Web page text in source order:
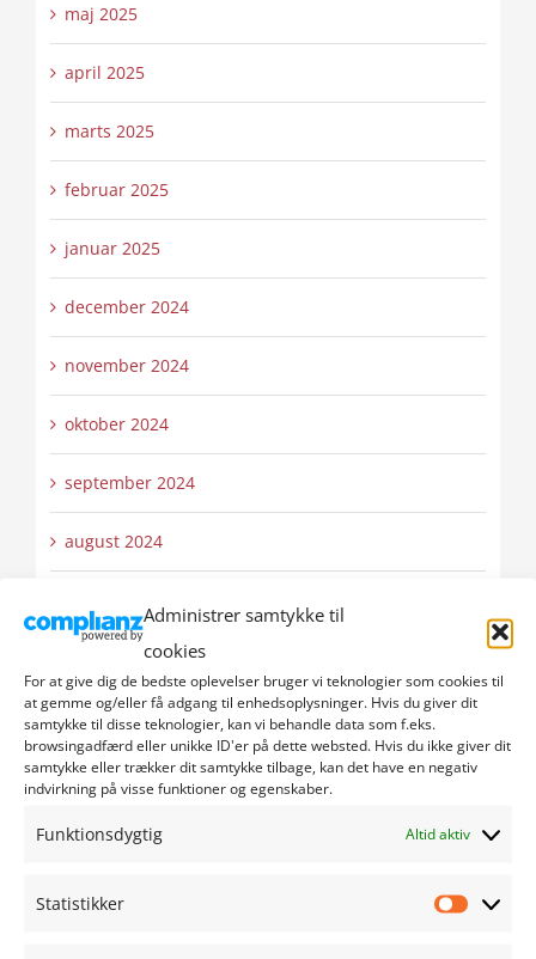
Administrer samtykke til
cookies
For at give dig de bedste oplevelser bruger vi teknologier som cookies til
at gemme og/eller få adgang til enhedsoplysninger. Hvis du giver dit
samtykke til disse teknologier, kan vi behandle data som f.eks.
browsingadfærd eller unikke ID'er på dette websted. Hvis du ikke giver dit
samtykke eller trækker dit samtykke tilbage, kan det have en negativ
indvirkning på visse funktioner og egenskaber.
Funktionsdygtig Altid aktiv
Statistikker
maj 2025
april 2025
marts 2025
februar 2025
januar 2025
december 2024
november 2024
oktober 2024
september 2024
august 2024
maj 2024
april 2024
marts 2024
februar 2024